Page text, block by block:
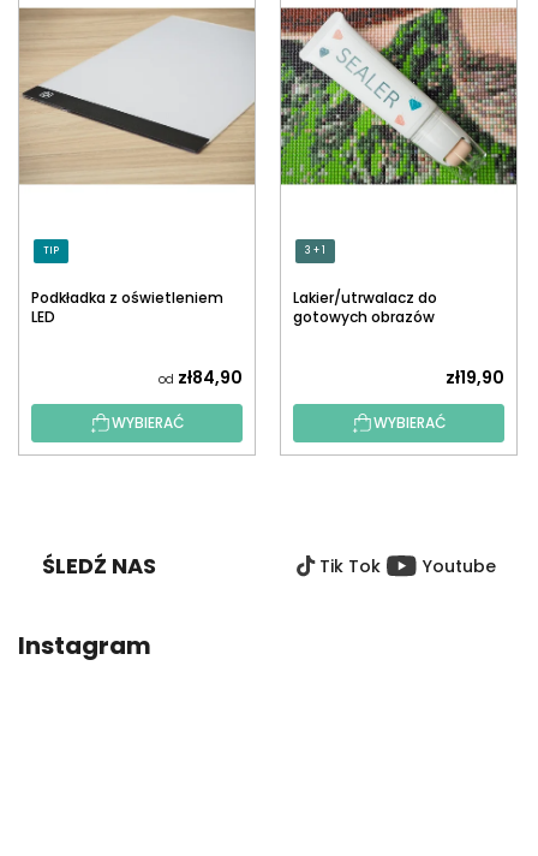
TIP
Podkładka z oświetleniem
LED
od zł84,90
WYBIERAĆ
3 + 1
Lakier/utrwalacz do
gotowych obrazów
zł19,90
WYBIERAĆ
ŚLEDŹ NAS Tik Tok Youtube
Instagram